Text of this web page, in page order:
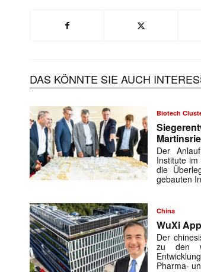
DAS KÖNNTE SIE AUCH
Biotech
Der
Institute
die
gebauten
China
WuXi
Der
zu den
Pharma-